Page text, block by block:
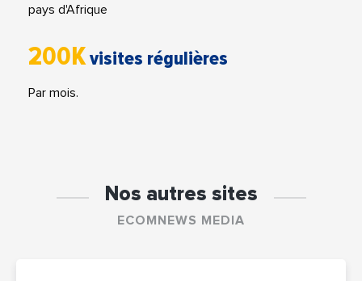
pays d'Afrique
200Kvisites régulières
Par mois.
Nos autres sites
ECOMNEWS MEDIA